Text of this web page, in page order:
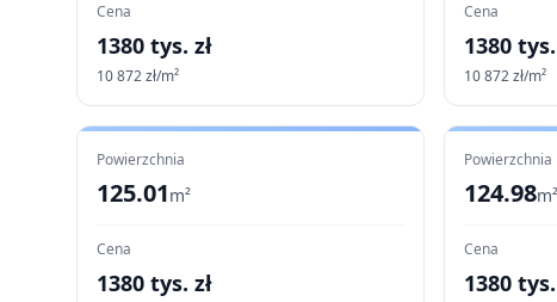
Cena
1380 tys. zł
10 872zł/m²
Cena
1380 tys.
10 872zł/m²
Powierzchnia
125.01m²
Cena
1380 tys. zł
Powierzchnia
124.98m²
Cena
1380 tys.